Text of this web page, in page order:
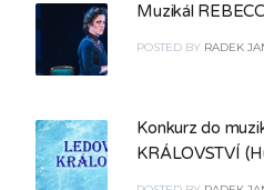
Muzikál
POSTED BY RADEK
Konkurz do
KRÁLOVSTVÍ